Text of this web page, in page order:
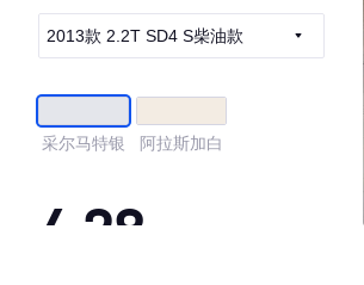
2013款 2.2T SD4 S柴油款
采尔马特银 阿拉斯加白
4.28